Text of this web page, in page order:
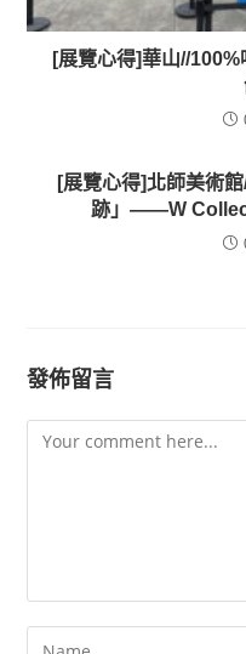
[展覽心得]華山//
[展覽心得]北師美術
跡」——W
發佈留言
Comment
Enter